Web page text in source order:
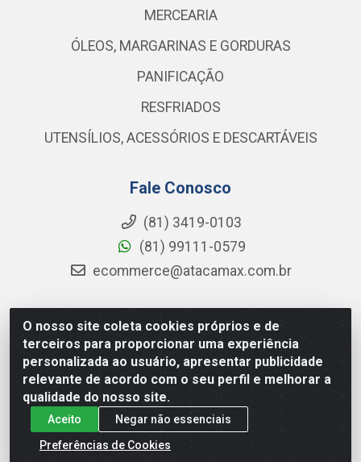
O nosso site coleta cookies próprios e de
terceiros para proporcionar uma experiência
personalizada ao usuário, apresentar publicidade
relevante de acordo com o seu perfil e melhorar a
qualidade do nosso site.
Aceito
Negar não essenciais
Preferências de Cookies
MERCEARIA
ÓLEOS, MARGARINAS E GORDURAS
PANIFICAÇÃO
RESFRIADOS
UTENSÍLIOS, ACESSÓRIOS E DESCARTÁVEIS
Fale Conosco
(81) 3419-0103
(81) 99111-0579
ecommerce@atacamax.com.br
Atacamax Importadora de Alimentos LTDA - RODOVIA BR-
101 - SUL, KM 79,60 GP E GALPAO:D - Muribeca, Jaboatão dos
Guararapes - PE, 54355-010 - CNPJ 08.305.623/0001-84